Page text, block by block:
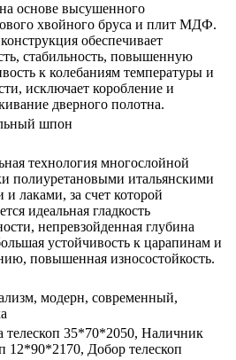
основе высушенного
хвойного бруса и плит МДФ.
обеспечивает
стабильность, повышенную
к колебаниям температуры и
исключает коробление и
дверного полотна.
шпон
технология многослойной
полиуретановыми итальянскими
и лаками, за счет которой
идеальная гладкость
непревзойденная глубина
устойчивость к царапинам и
повышенная износостойкость.
модерн, современный,
телескоп 35*70*2050, Наличник
12*90*2170, Добор телескоп